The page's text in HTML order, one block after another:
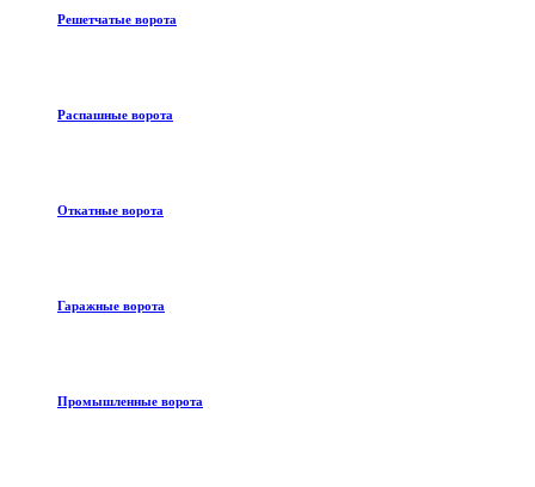
Решетчатые ворота
Распашные ворота
Откатные ворота
Гаражные ворота
Промышленные ворота